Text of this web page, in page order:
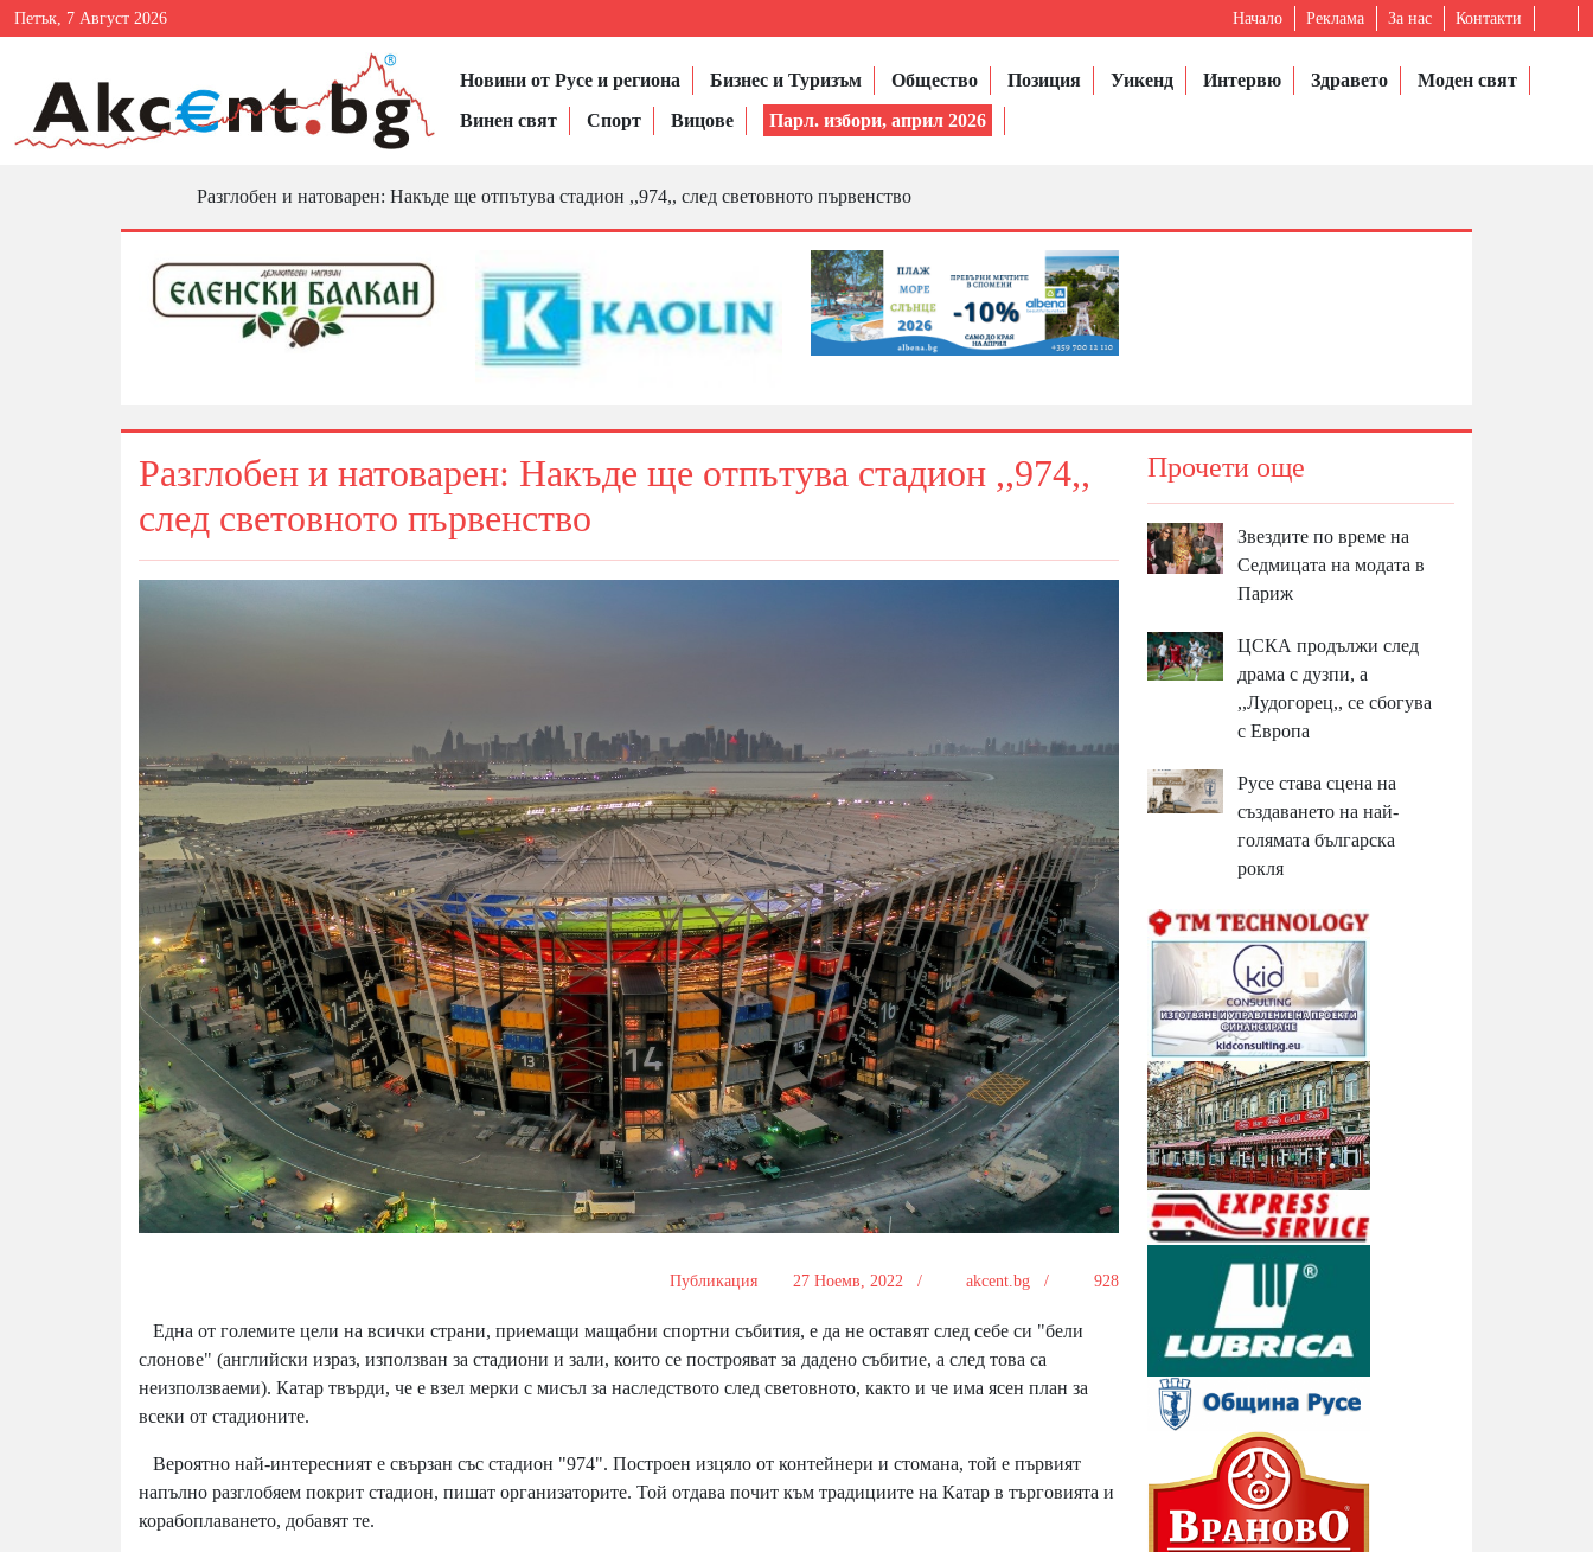
Петък, 7 Август 2026 Начало Реклама За нас Контакти
Новини от Русе и региона Бизнес и Туризъм Общество Позиция Уикенд Интервю Здравето
Моден свят
Винен свят
Спорт Вицове Парл. избори, април 2026
Разглобен и натоварен: Накъде ще отпътува стадион ,,974,, след световното първенство
Разглобен и натоварен: Накъде ще отпътува стадион ,,974,,
след световното първенство
Публикация 27 Ноемв, 2022 / akcent.bg / 928
Една от големите цели на всички страни, приемащи мащабни спортни събития, е да не оставят след себе си "бели
слонове" (английски израз, използван за стадиони и зали, които се построяват за дадено събитие, а след това са
неизползваеми). Катар твърди, че е взел мерки с мисъл за наследството след световното, както и че има ясен план за
всеки от стадионите.
Вероятно най-интересният е свързан със стадион "974". Построен изцяло от контейнери и стомана, той е първият
напълно разглобяем покрит стадион, пишат организаторите. Той отдава почит към традициите на Катар в търговията и
корабоплаването, добавят те.
Прочети още
Звездите по време на
Седмицата на модата в
Париж
ЦСКА продължи след
драма с дузпи, а
,,Лудогорец,, се сбогува
с Европа
Русе става сцена на
създаването на най-
голямата българска
рокля